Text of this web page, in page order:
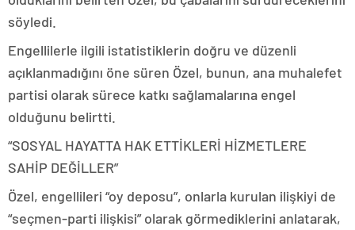
söyledi.
Engellilerle ilgili istatistiklerin doğru ve düzenli
açıklanmadığını öne süren Özel, bunun, ana muhalefet
partisi olarak sürece katkı sağlamalarına engel
olduğunu belirtti.
“SOSYAL HAYATTA HAK ETTİKLERİ HİZMETLERE
SAHİP DEĞİLLER”
Özel, engellileri “oy deposu”, onlarla kurulan ilişkiyi de
“seçmen-parti ilişkisi” olarak görmediklerini anlatarak,